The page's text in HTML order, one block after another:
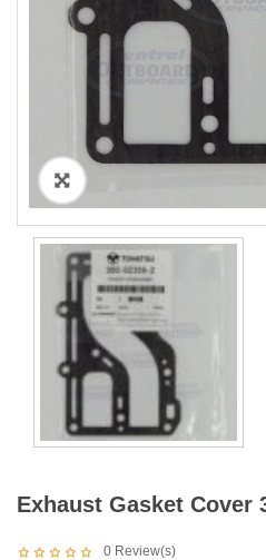
Exhaust Gasket Cover
0 Review(s)